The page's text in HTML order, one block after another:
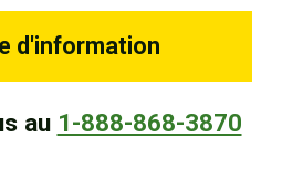
d'information
au 1-888-868-3870